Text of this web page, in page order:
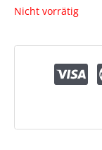
Nicht vorrätig